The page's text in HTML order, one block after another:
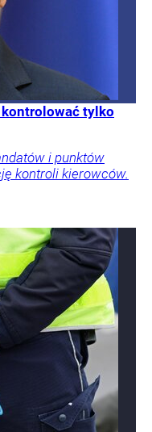
kontrolować tylko
i punktów
kontroli kierowców.